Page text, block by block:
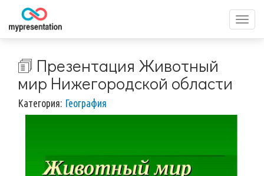
меню
🗊 Презентация Животный
мир Нижегородской области
Категория: География